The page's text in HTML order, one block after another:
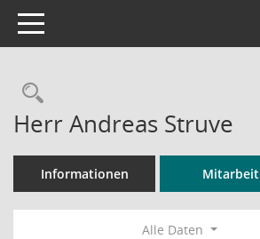
Toggle navigation
Rechercheauswahl
Herr Andreas Struve
Informationen Mitarbeit
Alle Daten